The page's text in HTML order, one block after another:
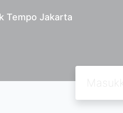
Tempo Jakarta